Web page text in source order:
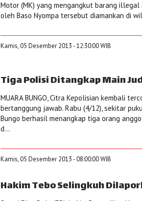
Motor (MK) yang mengangkut barang
oleh Baso Nyompa tersebut diamankan di
Kamis, 05 Desember 2013 - 12:30:00 WIB
Tiga Polisi Ditangkap Main
MUARA BUNGO, Citra Kepolisian kembali
bertanggung jawab. Rabu (4/12), sekitar
Bungo berhasil menangkap tiga orang
d...
Kamis, 05 Desember 2013 - 08:00:00 WIB
Hakim Tebo Selingkuh